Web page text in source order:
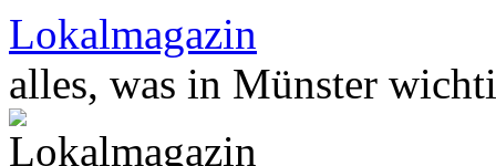
Zum
Inhalt
springen
Lokalmagazin
alles, was in Münster